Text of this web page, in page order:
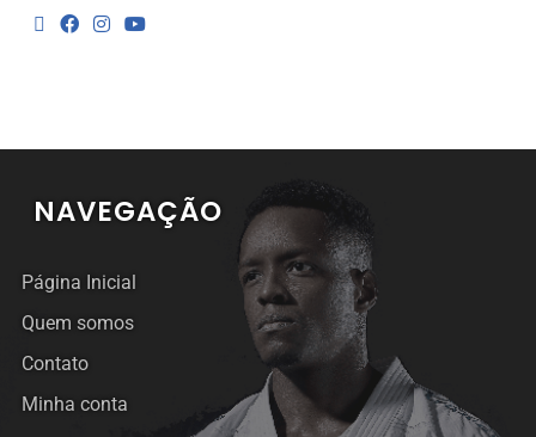
NAVEGAÇÃO
Página Inicial
Quem somos
Contato
Minha conta